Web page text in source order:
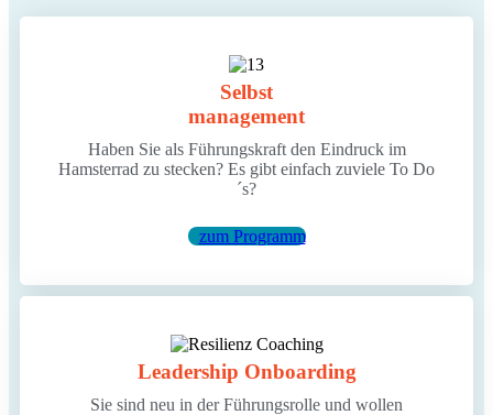
Selbst
management
Haben Sie als Führungskraft den Eindruck im
Hamsterrad zu stecken? Es gibt einfach zuviele To Do
´s?
zum Programm
Leadership Onboarding
Sie sind neu in der Führungsrolle und wollen